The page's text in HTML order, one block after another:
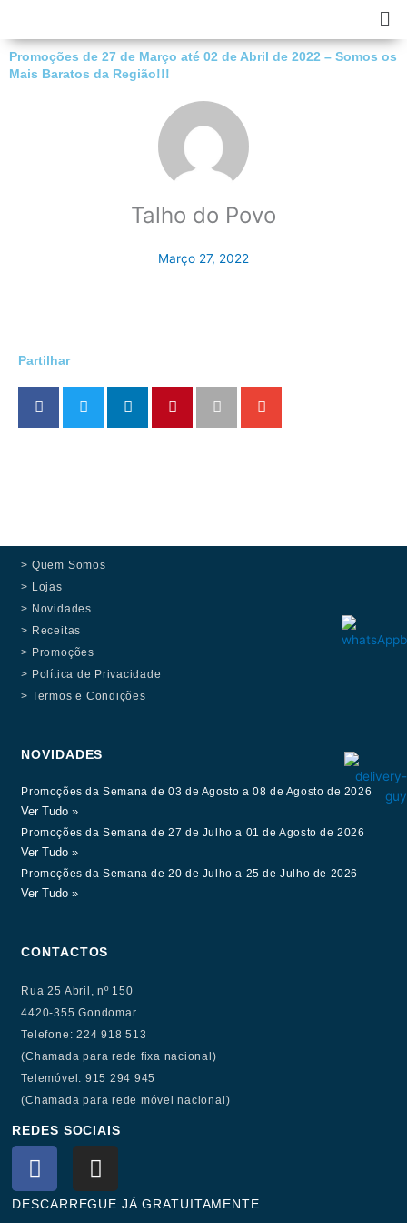
content
Promoções de 27 de Março até 02 de Abril de 2022 – Somos os
Mais Baratos da Região!!!
Talho do Povo
Março 27, 2022
Partilhar
> Quem Somos
> Lojas
> Novidades
> Receitas
> Promoções
> Política de Privacidade
> Termos e Condições
NOVIDADES
Promoções da Semana de 03 de Agosto a 08 de Agosto de 2026
Ver Tudo »
Promoções da Semana de 27 de Julho a 01 de Agosto de 2026
Ver Tudo »
Promoções da Semana de 20 de Julho a 25 de Julho de 2026
Ver Tudo »
CONTACTOS
Rua 25 Abril, nº 150
4420-355 Gondomar
Telefone: 224 918 513
(Chamada para rede fixa nacional)
Telemóvel: 915 294 945
(Chamada para rede móvel nacional)
REDES SOCIAIS
F
a
c
I
n
s
DESCARREGUE JÁ GRATUITAMENTE